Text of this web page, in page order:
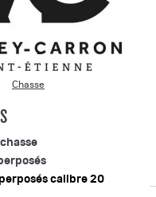
Chasse
calibre 20